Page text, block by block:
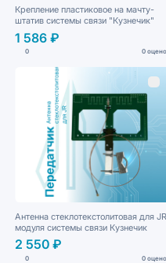
Крепление пластиковое на мачту-
штатив системы связи "Кузнечик"
1 586 ₽
0 0
Антенна стеклотекстолитовая для JR
модуля системы связи Кузнечик
2 550 ₽
0 0